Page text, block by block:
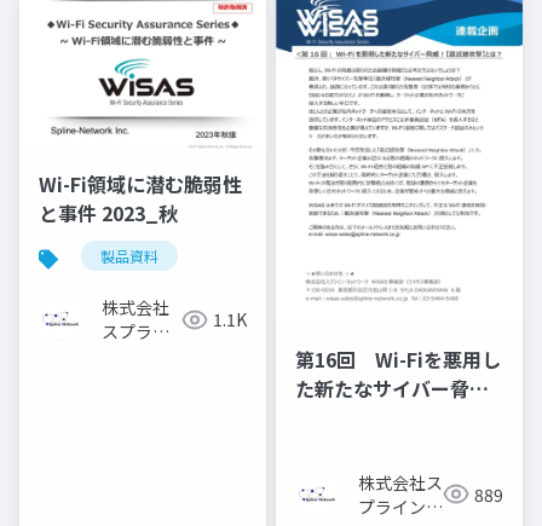
Wi-Fi領域に潜む脆弱性
と事件 2023_秋
製品資料
株式会社
スプライ
1.1K
第16回 Wi-Fiを悪用し
た新たなサイバー脅
株式会社ス
プライン・
889